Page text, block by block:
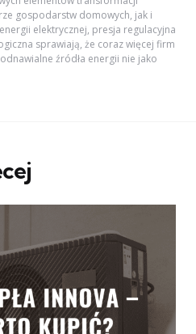
gospodarstw domowych, jak i
elektrycznej, presja regulacyjna
sprawiają, że coraz więcej firm
źródła energii nie jako